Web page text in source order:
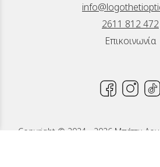
2611 812 472
Επικοινωνία
Copyright © 2024 - 2026 Μπέττυ